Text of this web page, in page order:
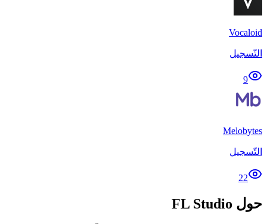
Vocaloid
التّسجيل
9
Melobytes
التّسجيل
22
حول FL Studio